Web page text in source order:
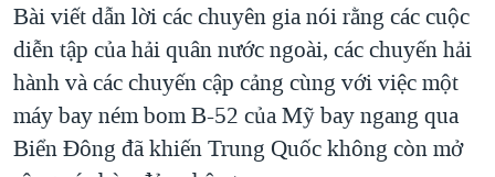
Bài viết dẫn lời các chuyên gia nói rằng các cuộc
diễn tập của hải quân nước ngoài, các chuyến hải
hành và các chuyến cập cảng cùng với việc một
máy bay ném bom B-52 của Mỹ bay ngang qua
Biển Đông đã khiến Trung Quốc không còn mở